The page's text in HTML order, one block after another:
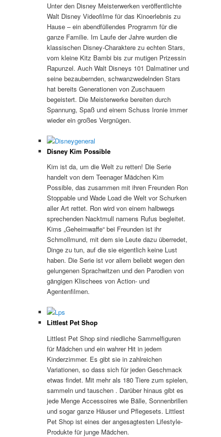
Unter den Disney Meisterwerken veröffentlichte
Walt Disney Videofilme für das Kinoerlebnis zu
Hause – ein abendfüllendes Programm für die
ganze Familie. Im Laufe der Jahre wurden die
klassischen Disney-Charaktere zu echten Stars,
vom kleine Kitz Bambi bis zur mutigen Prizessin
Rapunzel. Auch Walt Disneys 101 Dalmatiner und
seine bezaubernden, schwanzwedelnden Stars
hat bereits Generationen von Zuschauern
begeistert. Die Meisterwerke bereiten durch
Spannung, Spaß und einem Schuss Ironie immer
wieder ein großes Vergnügen.
Disney Kim Possible
Kim ist da, um die Welt zu retten! Die Serie
handelt von dem Teenager Mädchen Kim
Possible, das zusammen mit ihren Freunden Ron
Stoppable und Wade Load die Welt vor Schurken
aller Art rettet. Ron wird von einem halbwegs
sprechenden Nacktmull namens Rufus begleitet.
Kims „Geheimwaffe“ bei Freunden ist ihr
Schmollmund, mit dem sie Leute dazu überredet,
Dinge zu tun, auf die sie eigentlich keine Lust
haben. Die Serie ist vor allem beliebt wegen den
gelungenen Sprachwitzen und den Parodien von
gängigen Klischees von Action- und
Agentenfilmen.
Littlest Pet Shop
Littlest Pet Shop sind niedliche Sammelfiguren
für Mädchen und ein wahrer Hit in jedem
Kinderzimmer. Es gibt sie in zahlreichen
Variationen, so dass sich für jeden Geschmack
etwas findet. Mit mehr als 180 Tiere zum spielen,
sammeln und tauschen . Darüber hinaus gibt es
jede Menge Accessoires wie Bälle, Sonnenbrillen
und sogar ganze Häuser und Pflegesets. Littlest
Pet Shop ist eines der angesagtesten Lifestyle-
Produkte für junge Mädchen.